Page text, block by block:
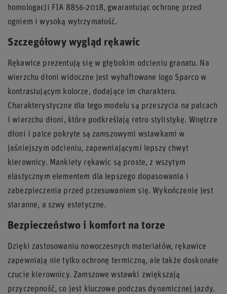
homologacji FIA 8856-2018, gwarantując ochronę przed
ogniem i wysoką wytrzymałość.
Szczegółowy wygląd rękawic
Rękawice prezentują się w głębokim odcieniu granatu. Na
wierzchu dłoni widoczne jest wyhaftowane logo Sparco w
kontrastującym kolorze, dodające im charakteru.
Charakterystyczne dla tego modelu są przeszycia na palcach
i wierzchu dłoni, które podkreślają retro stylistykę. Wnętrze
dłoni i palce pokryte są zamszowymi wstawkami w
jaśniejszym odcieniu, zapewniającymi lepszy chwyt
kierownicy. Mankiety rękawic są proste, z wszytym
elastycznym elementem dla lepszego dopasowania i
zabezpieczenia przed przesuwaniem się. Wykończenie jest
staranne, a szwy estetyczne.
Bezpieczeństwo i komfort na torze
Dzięki zastosowaniu nowoczesnych materiałów, rękawice
zapewniają nie tylko ochronę termiczną, ale także doskonałe
czucie kierownicy. Zamszowe wstawki zwiększają
przyczepność, co jest kluczowe podczas dynamicznej jazdy.